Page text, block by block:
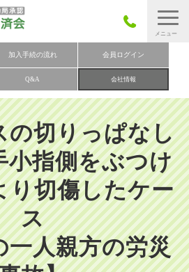
加入手続の流れ 会員ログイン
Q&A 会社情報
労災保険とは
災保険の取りまとめ
険加入手続きの流れ
加入費用
加入申込み
会社概要
お問い合わせ
会員メニュー
の切りっぱなし
小指側をぶつけ
り切傷したケー
ス
一人親方の労災